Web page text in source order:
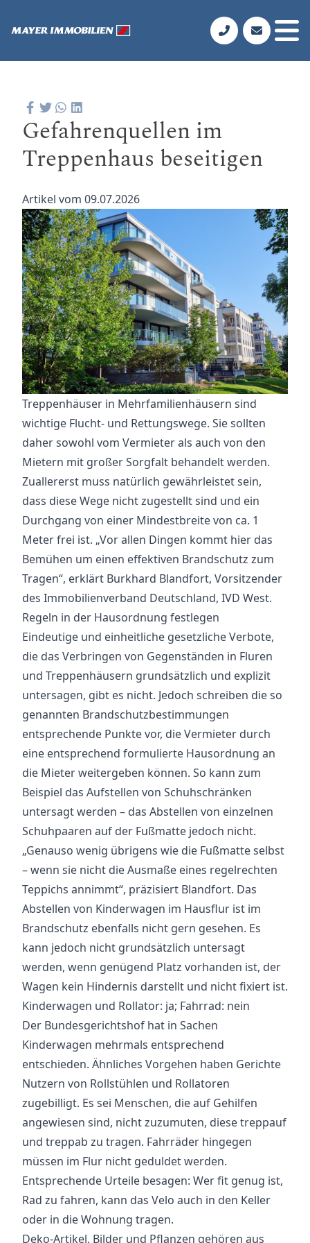
Gefahrenquellen im
Treppenhaus beseitigen
Artikel vom 09.07.2026
Treppenhäuser in Mehrfamilienhäusern sind
wichtige Flucht- und Rettungswege. Sie sollten
daher sowohl vom Vermieter als auch von den
Mietern mit großer Sorgfalt behandelt werden.
Zuallererst muss natürlich gewährleistet sein,
dass diese Wege nicht zugestellt sind und ein
Durchgang von einer Mindestbreite von ca. 1
Meter frei ist. „Vor allen Dingen kommt hier das
Bemühen um einen effektiven Brandschutz zum
Tragen“, erklärt Burkhard Blandfort, Vorsitzender
des Immobilienverband Deutschland, IVD West.
Regeln in der Hausordnung festlegen
Eindeutige und einheitliche gesetzliche Verbote,
die das Verbringen von Gegenständen in Fluren
und Treppenhäusern grundsätzlich und explizit
untersagen, gibt es nicht. Jedoch schreiben die so
genannten Brandschutzbestimmungen
entsprechende Punkte vor, die Vermieter durch
eine entsprechend formulierte Hausordnung an
die Mieter weitergeben können. So kann zum
Beispiel das Aufstellen von Schuhschränken
untersagt werden – das Abstellen von einzelnen
Schuhpaaren auf der Fußmatte jedoch nicht.
„Genauso wenig übrigens wie die Fußmatte selbst
– wenn sie nicht die Ausmaße eines regelrechten
Teppichs annimmt“, präzisiert Blandfort. Das
Abstellen von Kinderwagen im Hausflur ist im
Brandschutz ebenfalls nicht gern gesehen. Es
kann jedoch nicht grundsätzlich untersagt
werden, wenn genügend Platz vorhanden ist, der
Wagen kein Hindernis darstellt und nicht fixiert ist.
Kinderwagen und Rollator: ja; Fahrrad: nein
Der Bundesgerichtshof hat in Sachen
Kinderwagen mehrmals entsprechend
entschieden. Ähnliches Vorgehen haben Gerichte
Nutzern von Rollstühlen und Rollatoren
zugebilligt. Es sei Menschen, die auf Gehilfen
angewiesen sind, nicht zuzumuten, diese treppauf
und treppab zu tragen. Fahrräder hingegen
müssen im Flur nicht geduldet werden.
Entsprechende Urteile besagen: Wer fit genug ist,
Rad zu fahren, kann das Velo auch in den Keller
oder in die Wohnung tragen.
Deko-Artikel, Bilder und Pflanzen gehören aus